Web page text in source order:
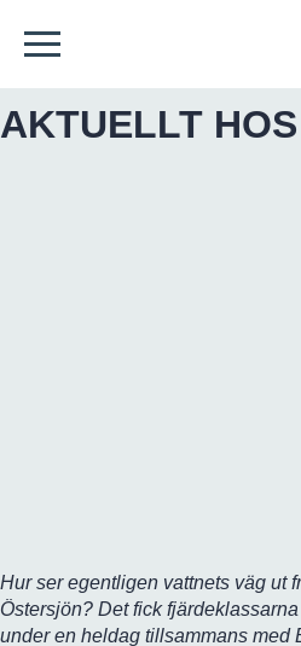
AKTUELLT
Hur ser egentligen vattnets väg ut
Östersjön? Det fick
under en heldag tillsammans med